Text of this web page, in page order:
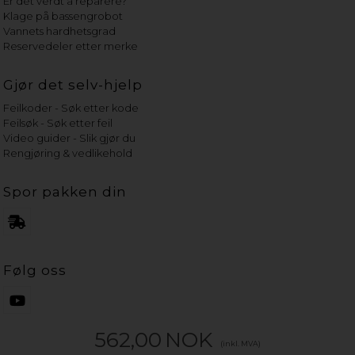
562,00 NOK (inkl. MVA)
Klage på bassengrobot
Vannets hardhetsgrad
Reservedeler etter merke
Gjør det selv-hjelp
Feilkoder - Søk etter kode
Feilsøk - Søk etter feil
Video guider - Slik gjør du
Rengjøring & vedlikehold
Spor pakken din
Følg oss